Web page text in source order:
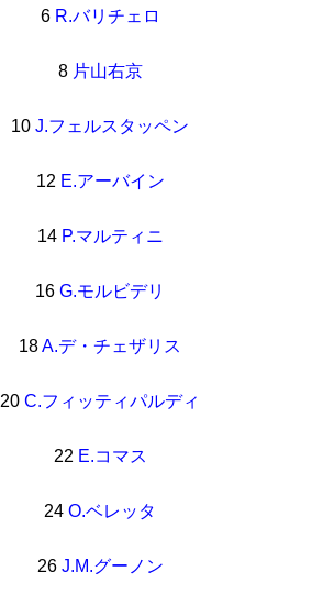
6 R.バリチェロ
8 片山右京
10 J.フェルスタッペン
12 E.アーバイン
14 P.マルティニ
16 G.モルビデリ
18A.デ・チェザリス
20 C.フィッティパルディ
22 E.コマス
24 O.ベレッタ
26 J.M.グーノン